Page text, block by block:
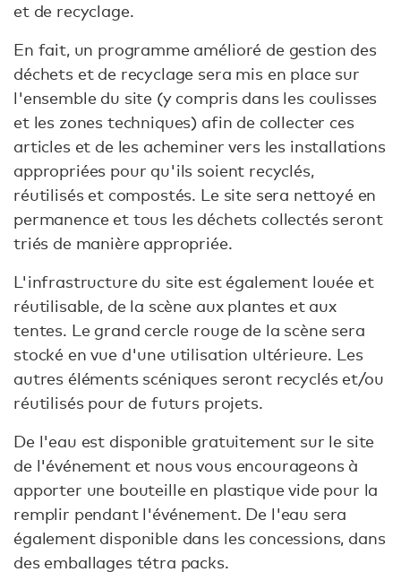
et de recyclage.
En fait, un programme amélioré de gestion des
déchets et de recyclage sera mis en place sur
l'ensemble du site (y compris dans les coulisses
et les zones techniques) afin de collecter ces
articles et de les acheminer vers les installations
appropriées pour qu'ils soient recyclés,
réutilisés et compostés. Le site sera nettoyé en
permanence et tous les déchets collectés seront
triés de manière appropriée.
L'infrastructure du site est également louée et
réutilisable, de la scène aux plantes et aux
tentes. Le grand cercle rouge de la scène sera
stocké en vue d'une utilisation ultérieure. Les
autres éléments scéniques seront recyclés et/ou
réutilisés pour de futurs projets.
De l'eau est disponible gratuitement sur le site
de l'événement et nous vous encourageons à
apporter une bouteille en plastique vide pour la
remplir pendant l'événement. De l'eau sera
également disponible dans les concessions, dans
des emballages tétra packs.